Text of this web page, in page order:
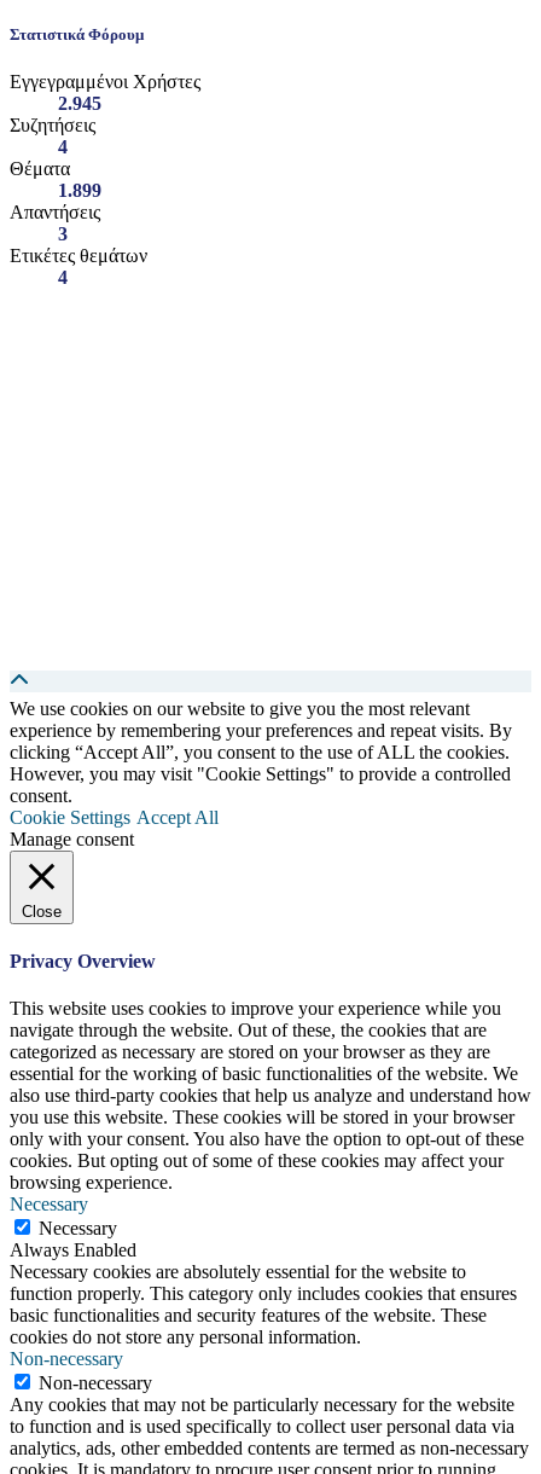
Στατιστικά Φόρουμ
Εγγεγραμμένοι Χρήστες
2.945
Συζητήσεις
4
Θέματα
1.899
Απαντήσεις
3
Ετικέτες θεμάτων
4
We use cookies on our website to give you the most relevant
experience by remembering your preferences and repeat visits. By
clicking “Accept All”, you consent to the use of ALL the cookies.
However, you may visit "Cookie Settings" to provide a controlled
consent.
Cookie Settings Accept All
Manage consent
Close
Privacy Overview
This website uses cookies to improve your experience while you
navigate through the website. Out of these, the cookies that are
categorized as necessary are stored on your browser as they are
essential for the working of basic functionalities of the website. We
also use third-party cookies that help us analyze and understand how
you use this website. These cookies will be stored in your browser
only with your consent. You also have the option to opt-out of these
cookies. But opting out of some of these cookies may affect your
browsing experience.
Necessary
Necessary
Always Enabled
Necessary cookies are absolutely essential for the website to
function properly. This category only includes cookies that ensures
basic functionalities and security features of the website. These
cookies do not store any personal information.
Non-necessary
Non-necessary
Any cookies that may not be particularly necessary for the website
to function and is used specifically to collect user personal data via
analytics, ads, other embedded contents are termed as non-necessary
cookies. It is mandatory to procure user consent prior to running